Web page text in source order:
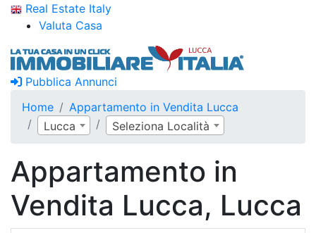
Real Estate Italy
Valuta Casa
Pubblica Annunci
Home
Appartamento in Vendita Lucca
Lucca
Seleziona Località
Appartamento in
Vendita Lucca, Lucca